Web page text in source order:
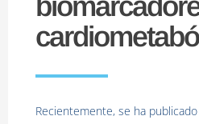
Recientemente, se ha